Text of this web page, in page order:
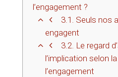
l’engagement ?
3.1. Seuls nos
engagent
3.2. Le regard
l’implication selon
l’engagement